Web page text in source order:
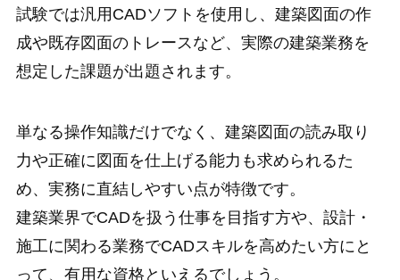
試験では汎用CADソフトを使用し、建築図面の作
成や既存図面のトレースなど、実際の建築業務を
想定した課題が出題されます。
単なる操作知識だけでなく、建築図面の読み取り
力や正確に図面を仕上げる能力も求められるた
め、実務に直結しやすい点が特徴です。
建築業界でCADを扱う仕事を目指す方や、設計・
施工に関わる業務でCADスキルを高めたい方にと
って、有用な資格といえるでしょう。